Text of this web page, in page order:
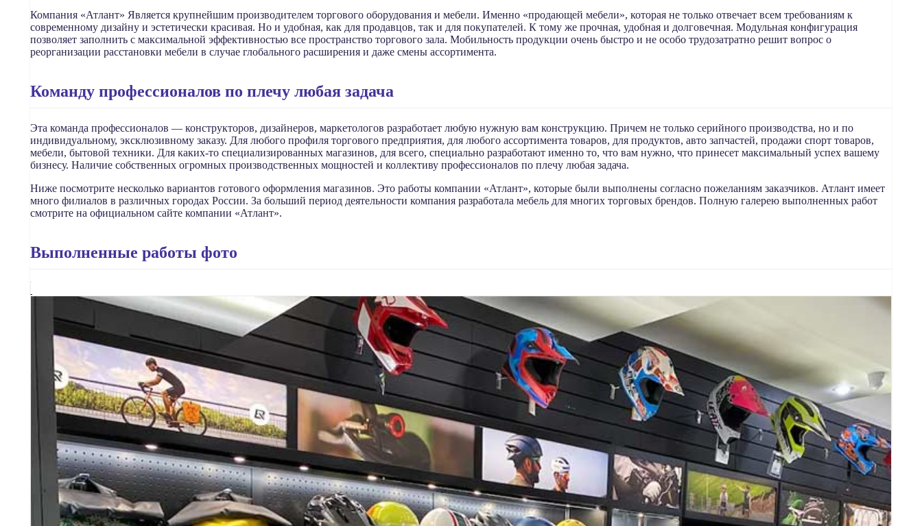
Компания «Атлант» Является крупнейшим производителем торгового оборудования и мебели. Именно «продающей мебели», которая не только отвечает всем требованиям к
современному дизайну и эстетически красивая. Но и удобная, как для продавцов, так и для покупателей. К тому же прочная, удобная и долговечная. Модульная конфигурация
позволяет заполнить с максимальной эффективностью все пространство торгового зала. Мобильность продукции очень быстро и не особо трудозатратно решит вопрос о
реорганизации расстановки мебели в случае глобального расширения и даже смены ассортимента.
Команду профессионалов по плечу любая задача
Эта команда профессионалов — конструкторов, дизайнеров, маркетологов разработает любую нужную вам конструкцию. Причем не только серийного производства, но и по
индивидуальному, эксклюзивному заказу. Для любого профиля торгового предприятия, для любого ассортимента товаров, для продуктов, авто запчастей, продажи спорт товаров,
мебели, бытовой техники. Для каких-то специализированных магазинов, для всего, специально разработают именно то, что вам нужно, что принесет максимальный успех вашему
бизнесу. Наличие собственных огромных производственных мощностей и коллективу профессионалов по плечу любая задача.
Ниже посмотрите несколько вариантов готового оформления магазинов. Это работы компании «Атлант», которые были выполнены согласно пожеланиям заказчиков. Атлант имеет
много филиалов в различных городах России. За больший период деятельности компания разработала мебель для многих торговых брендов. Полную галерею выполненных работ
смотрите на официальном сайте компании «Атлант».
Выполненные работы фото